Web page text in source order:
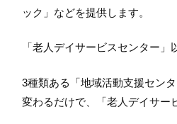
ック」などを提供します。
「老人デイサービスセンター
3種類ある「地域活動支援セン
変わるだけで、「老人デイサー